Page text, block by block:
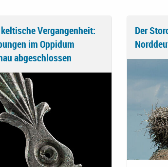
Vergangenheit:
im Oppidum
abgeschlossen
Der